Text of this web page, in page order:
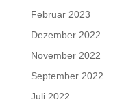
Februar 2023
Dezember 2022
November 2022
September 2022
Juli 2022